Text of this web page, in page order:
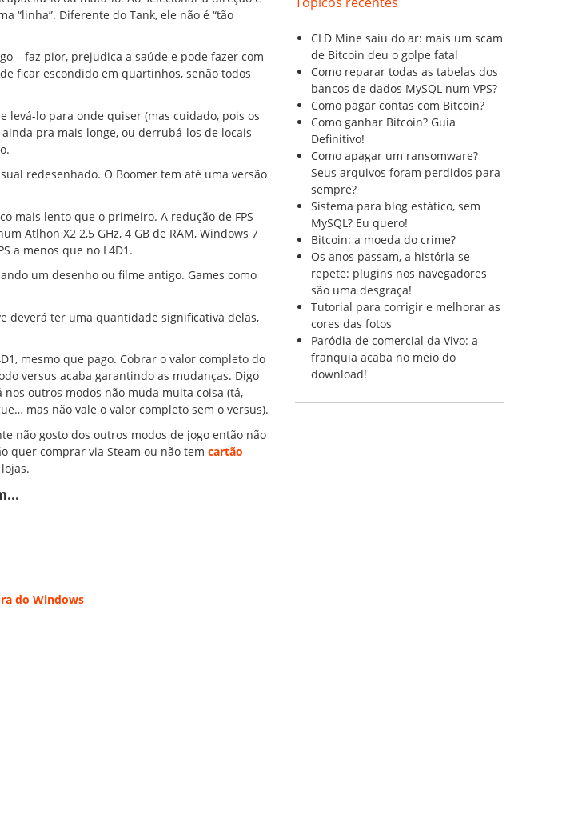
“linha”. Diferente do Tank, ele não é “tão
– faz pior, prejudica a saúde e pode fazer com
ficar escondido em quartinhos, senão todos
levá-lo para onde quiser (mas cuidado, pois os
pra mais longe, ou derrubá-los de locais
redesenhado. O Boomer tem até uma versão
mais lento que o primeiro. A redução de FPS
Atlhon X2 2,5 GHz, 4 GB de RAM, Windows 7
a menos que no L4D1.
um desenho ou filme antigo. Games como
deverá ter uma quantidade significativa delas,
mesmo que pago. Cobrar o valor completo do
versus acaba garantindo as mudanças. Digo
outros modos não muda muita coisa (tá,
mas não vale o valor completo sem o versus).
não gosto dos outros modos de jogo então não
quer comprar via Steam ou não tem cartão
do Windows
CLD Mine saiu do ar: mais um scam
de Bitcoin deu o golpe fatal
Como reparar todas as tabelas dos
bancos de dados MySQL num VPS?
Como pagar contas com Bitcoin?
Como ganhar Bitcoin? Guia
Definitivo!
Como apagar um ransomware?
Seus arquivos foram perdidos para
sempre?
Sistema para blog estático, sem
MySQL? Eu quero!
Bitcoin: a moeda do crime?
Os anos passam, a história se
repete: plugins nos navegadores
são uma desgraça!
Tutorial para corrigir e melhorar as
cores das fotos
Paródia de comercial da Vivo: a
franquia acaba no meio do
download!